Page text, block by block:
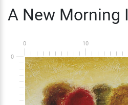
A New Morning I
0 10
0